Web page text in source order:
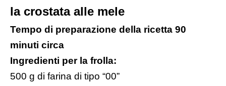
la crostata alle mele
Tempo di preparazione della ricetta 90
minuti circa
Ingredienti per la frolla:
500 g di farina di tipo “00”